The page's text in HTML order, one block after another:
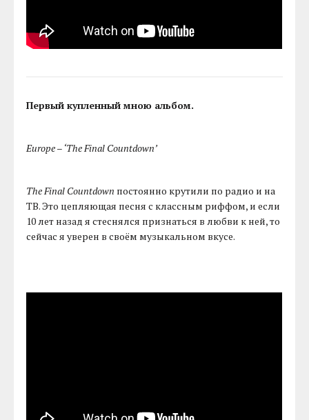
Первый купленный мною альбом.
Europe – ‘The Final Countdown’
The Final Countdown постоянно крутили по радио и на
ТВ. Это цепляющая песня с классным риффом, и если
10 лет назад я стеснялся признаться в любви к ней, то
сейчас я уверен в своём музыкальном вкусе.